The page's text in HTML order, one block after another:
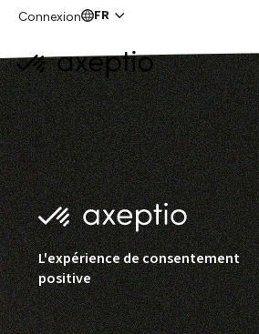
Connexion FR
Produits
L'expérience de consentement
positive